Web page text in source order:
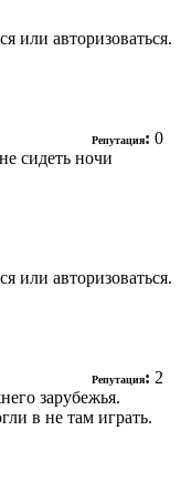
или авторизоваться.
Репутация: 0
сидеть ночи
или авторизоваться.
Репутация: 2
зарубежья.
в не там играть.